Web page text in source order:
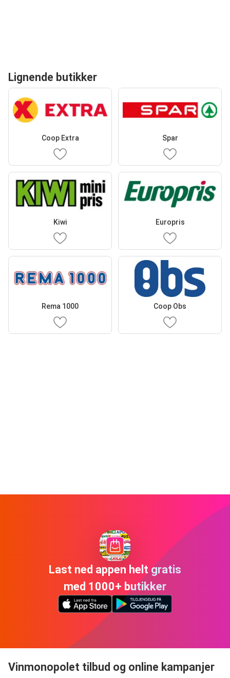
Lignende butikker
Coop Extra Spar
Kiwi Europris
Rema 1000 Coop Obs
Last ned appen helt gratis
med 1000+ butikker
Vinmonopolet tilbud og online kampanjer